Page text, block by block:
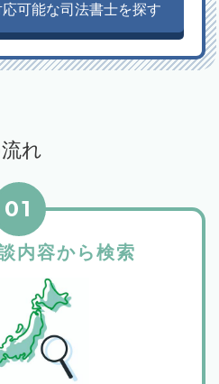
可能な司法書士を探す
れ
内容から検索
01